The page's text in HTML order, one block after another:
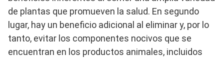
de plantas que promueven la salud. En segundo
lugar, hay un beneficio adicional al eliminar y, por lo
tanto, evitar los componentes nocivos que se
encuentran en los productos animales, incluidos